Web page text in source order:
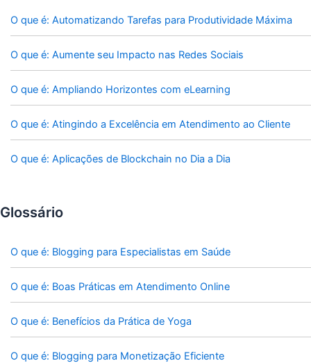
O que é: Automatizando Tarefas para Produtividade Máxima
O que é: Aumente seu Impacto nas Redes Sociais
O que é: Ampliando Horizontes com eLearning
O que é: Atingindo a Excelência em Atendimento ao Cliente
O que é: Aplicações de Blockchain no Dia a Dia
Glossário
O que é: Blogging para Especialistas em Saúde
O que é: Boas Práticas em Atendimento Online
O que é: Benefícios da Prática de Yoga
O que é: Blogging para Monetização Eficiente